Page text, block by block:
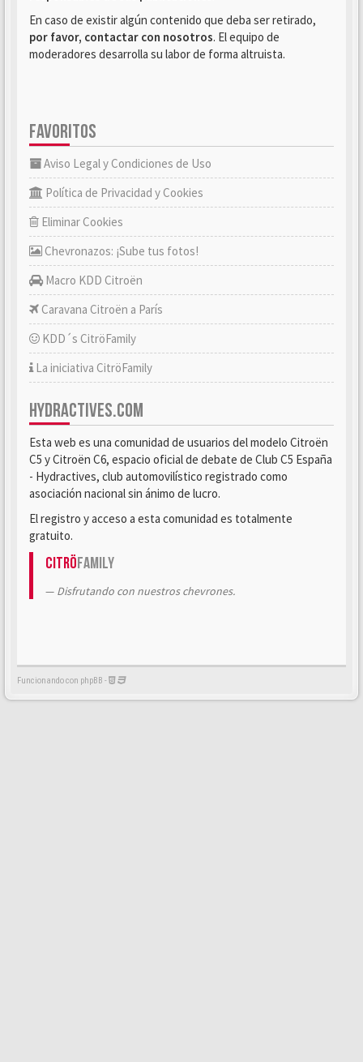
En caso de existir algún contenido que deba ser retirado,
por favor, contactar con nosotros. El equipo de
moderadores desarrolla su labor de forma altruista.
FAVORITOS
Aviso Legal y Condiciones de Uso
Política de Privacidad y Cookies
Eliminar Cookies
Chevronazos: ¡Sube tus fotos!
Macro KDD Citroën
Caravana Citroën a París
KDD´s CitröFamily
La iniciativa CitröFamily
HYDRACTIVES.COM
Esta web es una comunidad de usuarios del modelo Citroën
C5 y Citroën C6, espacio oficial de debate de Club C5 España
- Hydractives, club automovilístico registrado como
asociación nacional sin ánimo de lucro.
El registro y acceso a esta comunidad es totalmente
gratuito.
CitröFamily
Disfrutando con nuestros chevrones.
Funcionando con phpBB -